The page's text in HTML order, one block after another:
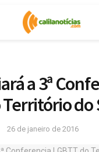
a 3ª
Território do
26 de janeiro de 2016